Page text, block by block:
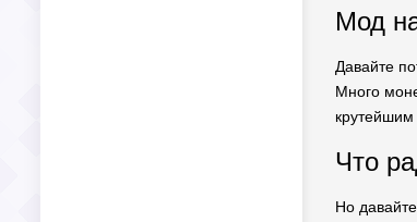
Мод
Давайте
Много
крутейшим
Что
Но